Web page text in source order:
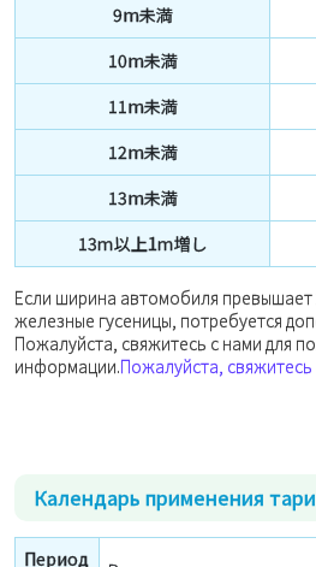
9m未満
10m未満
11m未満
12m未満
13m未満
13ｍ以上1ｍ増し
Если ширина автомобиля превышает
железные гусеницы, потребуется
Пожалуйста, свяжитесь с нами для
информации.Пожалуйста, свяжитесь
Календарь применения
Период